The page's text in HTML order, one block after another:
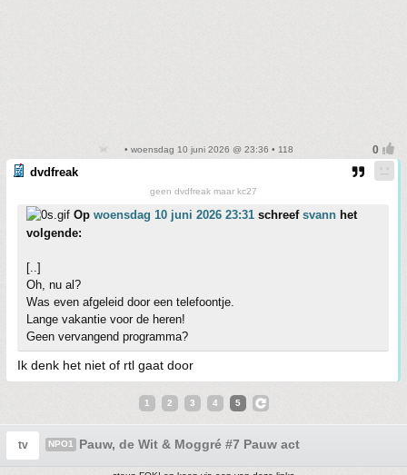
• woensdag 10 juni 2026 @ 23:36 • 118
dvdfreak
geen dvdfreak maar kc27
Op woensdag 10 juni 2026 23:31 schreef svann het
volgende:
[..]
Oh, nu al?
Was even afgeleid door een telefoontje.
Lange vakantie voor de heren!
Geen vervangend programma?
Ik denk het niet of rtl gaat door
1 2 3 4 5
tv NPO1 Pauw, de Wit & Moggré #7 Pauw act